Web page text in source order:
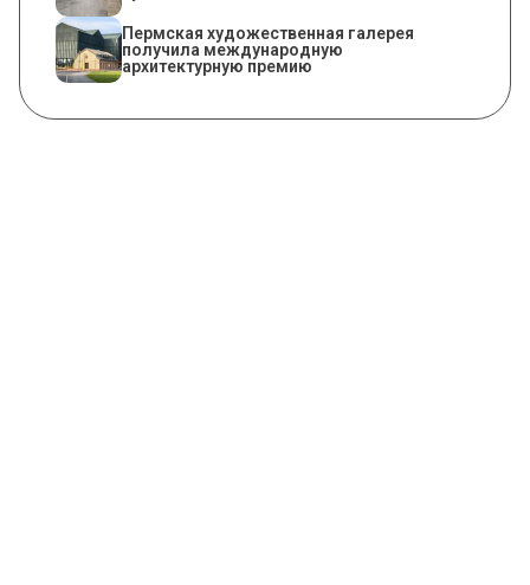
Пермская художественная галерея
получила международную
архитектурную премию